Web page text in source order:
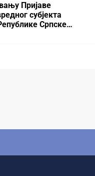
Пријаве
субјекта
Српске…